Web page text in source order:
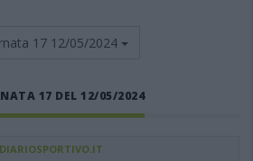
17 12/05/2024
17 DEL 12/05/2024
DIARIOSPORTIVO.IT